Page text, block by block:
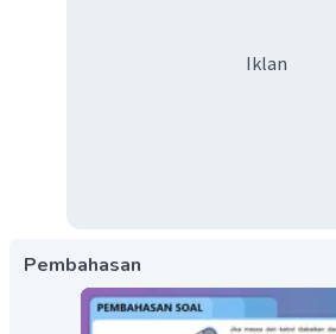
Iklan
Pembahasan